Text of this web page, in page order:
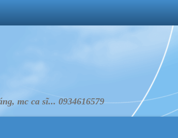
mc ca sĩ... 0934616579